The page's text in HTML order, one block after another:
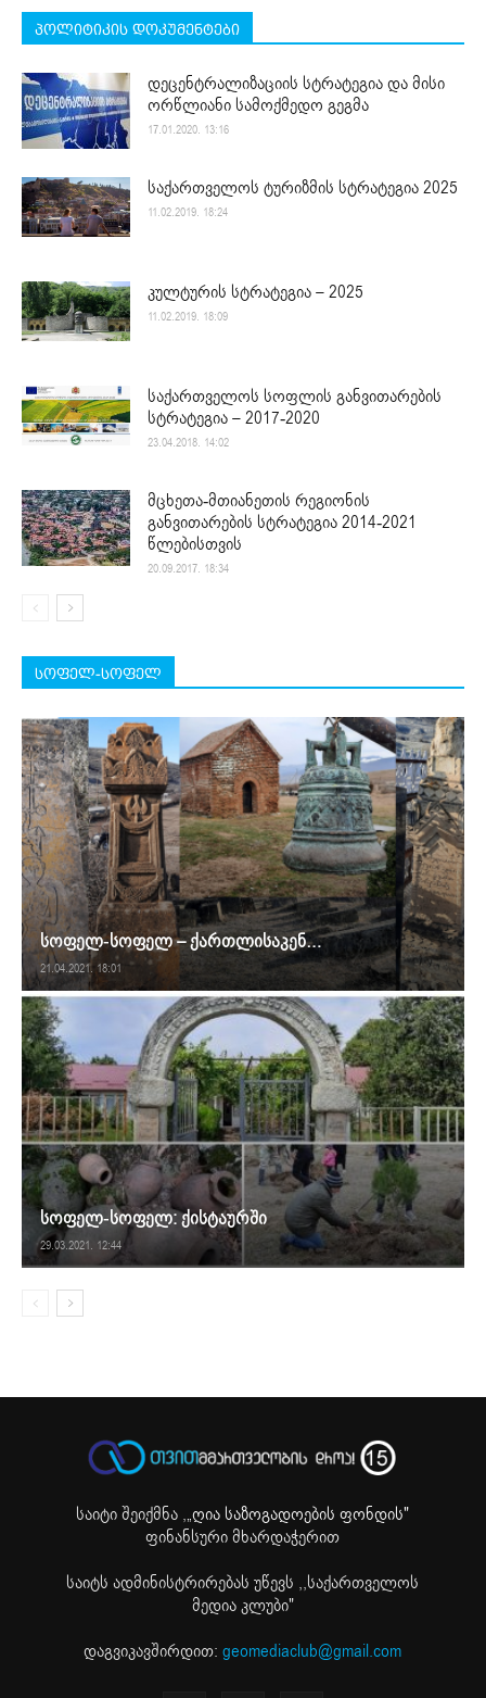
პოლიტიკის დოკუმენტები
დეცენტრალიზაციის სტრატეგია და მისი
ორწლიანი სამოქმედო გეგმა
17.01.2020. 13:16
საქართველოს ტურიზმის სტრატეგია 2025
11.02.2019. 18:24
კულტურის სტრატეგია – 2025
11.02.2019. 18:09
საქართველოს სოფლის განვითარების
სტრატეგია – 2017-2020
23.04.2018. 14:02
მცხეთა-მთიანეთის რეგიონის
განვითარების სტრატეგია 2014-2021
წლებისთვის
20.09.2017. 18:34
სოფელ-სოფელ
სოფელ-სოფელ – ქართლისაკენ…
21.04.2021. 18:01
სოფელ-სოფელ: ქისტაურში
29.03.2021. 12:44
საიტი შეიქმნა ,„ღია საზოგადოების ფონდის"
ფინანსური მხარდაჭერით
საიტს ადმინისტრირებას უწევს ,,საქართველოს
მედია კლუბი"
დაგვიკავშირდით:geomediaclub@gmail.com